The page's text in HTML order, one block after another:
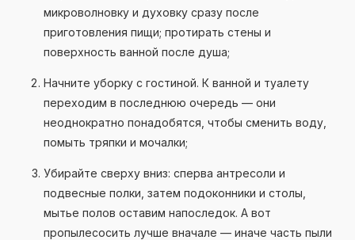
микроволновку и духовку сразу после
приготовления пищи; протирать стены и
поверхность ванной после душа;
Начните уборку с гостиной. К ванной и туалету
переходим в последнюю очередь — они
неоднократно понадобятся, чтобы сменить воду,
помыть тряпки и мочалки;
Убирайте сверху вниз: сперва антресоли и
подвесные полки, затем подоконники и столы,
мытье полов оставим напоследок. А вот
пропылесосить лучше вначале — иначе часть пыли